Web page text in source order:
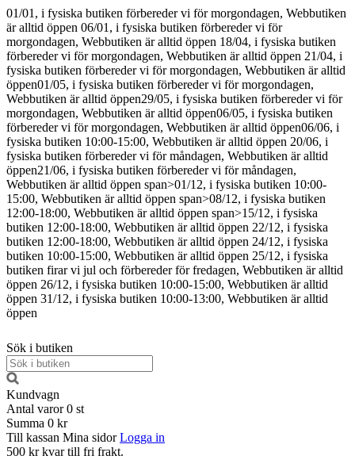
01/01, i fysiska butiken förbereder vi för morgondagen, Webbutiken
är alltid öppen 06/01, i fysiska butiken förbereder vi för
morgondagen, Webbutiken är alltid öppen 18/04, i fysiska butiken
förbereder vi för morgondagen, Webbutiken är alltid öppen 21/04, i
fysiska butiken förbereder vi för morgondagen, Webbutiken är alltid
öppen01/05, i fysiska butiken förbereder vi för morgondagen,
Webbutiken är alltid öppen29/05, i fysiska butiken förbereder vi för
morgondagen, Webbutiken är alltid öppen06/05, i fysiska butiken
förbereder vi för morgondagen, Webbutiken är alltid öppen06/06, i
fysiska butiken 10:00-15:00, Webbutiken är alltid öppen 20/06, i
fysiska butiken förbereder vi för måndagen, Webbutiken är alltid
öppen21/06, i fysiska butiken förbereder vi för måndagen,
Webbutiken är alltid öppen span>01/12, i fysiska butiken 10:00-
15:00, Webbutiken är alltid öppen span>08/12, i fysiska butiken
12:00-18:00, Webbutiken är alltid öppen span>15/12, i fysiska
butiken 12:00-18:00, Webbutiken är alltid öppen 22/12, i fysiska
butiken 12:00-18:00, Webbutiken är alltid öppen 24/12, i fysiska
butiken 10:00-15:00, Webbutiken är alltid öppen 25/12, i fysiska
butiken firar vi jul och förbereder för fredagen, Webbutiken är alltid
öppen 26/12, i fysiska butiken 10:00-15:00, Webbutiken är alltid
öppen 31/12, i fysiska butiken 10:00-13:00, Webbutiken är alltid
öppen
Sök i butiken
Kundvagn
Antal varor 0 st
Summa 0 kr
Till kassan Mina sidor Logga in
500 kr kvar till fri frakt.